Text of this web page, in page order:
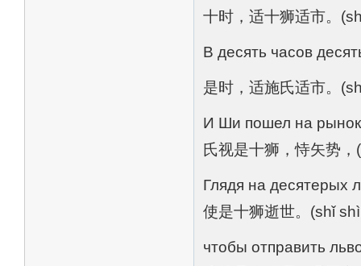
十时，适十狮适市。
В десять часов
是时，适施氏适市。
И Ши пошел на
氏视是十狮，恃矢势
Глядя на десятерых
使是十狮逝世。(shǐ
чтобы отправить